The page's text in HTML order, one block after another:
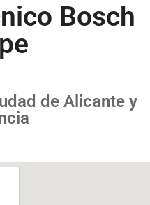
Bosch
de Alicante y